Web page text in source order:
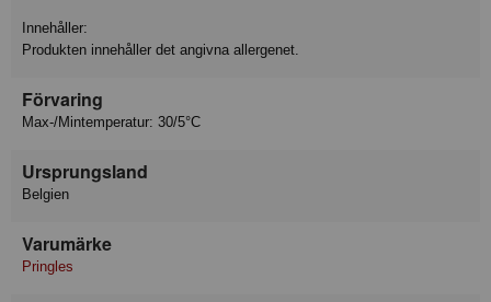
Innehåller:
Produkten innehåller det angivna allergenet.
Förvaring
Max-/Mintemperatur: 30/5°C
Ursprungsland
Belgien
Varumärke
Pringles